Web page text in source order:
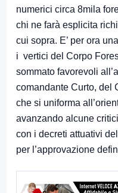
numerici circa 8mila
chi ne farà esplicita
cui sopra. E’ per ora
i vertici del Corpo
sommato favorevoli
comandante Curto, del
che si uniforma
avanzando alcune
con i decreti attuativi
per l’approvazione